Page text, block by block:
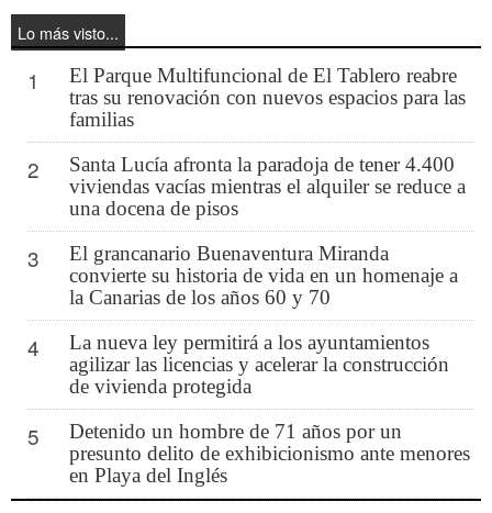
Lo más visto...
1
El Parque Multifuncional de El Tablero reabre
tras su renovación con nuevos espacios para las
familias
2
Santa Lucía afronta la paradoja de tener 4.400
viviendas vacías mientras el alquiler se reduce a
una docena de pisos
3
El grancanario Buenaventura Miranda
convierte su historia de vida en un homenaje a
la Canarias de los años 60 y 70
4
La nueva ley permitirá a los ayuntamientos
agilizar las licencias y acelerar la construcción
de vivienda protegida
5
Detenido un hombre de 71 años por un
presunto delito de exhibicionismo ante menores
en Playa del Inglés